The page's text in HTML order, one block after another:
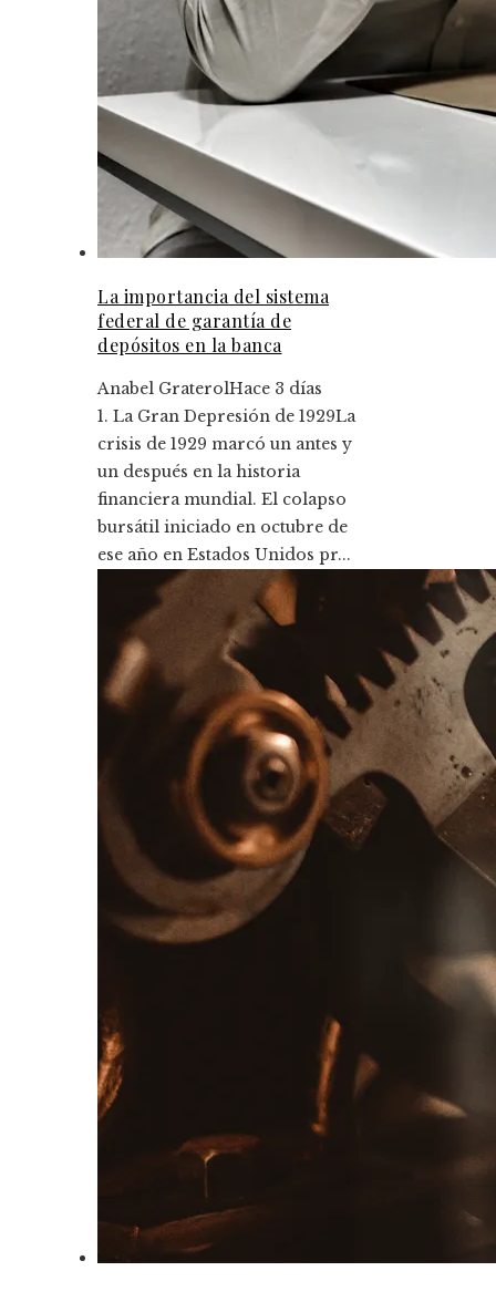
La importancia del sistema
federal de garantía de
depósitos en la banca
Anabel GraterolHace 3 días
1. La Gran Depresión de 1929La
crisis de 1929 marcó un antes y
un después en la historia
financiera mundial. El colapso
bursátil iniciado en octubre de
ese año en Estados Unidos pr...